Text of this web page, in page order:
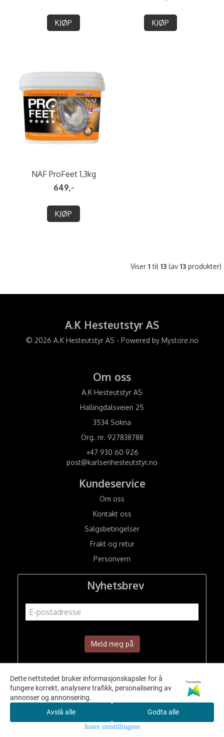
KJØP KJØP
NAF ProFeet 1,3kg
649,-
KJØP
Viser 1 til 13 (av 13 produkter)
A.K Hesteutstyr AS
© 2026 A.K Hesteutstyr AS - Powered by Mystore.no
Om oss
A.K Hesteutstyr AS
Hallingdalsveien 25
3534 Sokna
Org. nr. 927838788
+47 930 60 926
post@karlsenhesteutstyr.no
Kundeservice
Om oss
Kontakt oss
Salgsbetingelser
Frakt og retur
Personvern
Nyhetsbrev
Meld meg på
© 2026 A.K Hesteutstyr AS - Powered by
Dette nettstedet bruker informasjonskapsler for å
fungere korrekt, analysere trafikk, personalisering av
annonser og annonsering.
Powered by
Avslå alle Godta alle
Juster innstillingene